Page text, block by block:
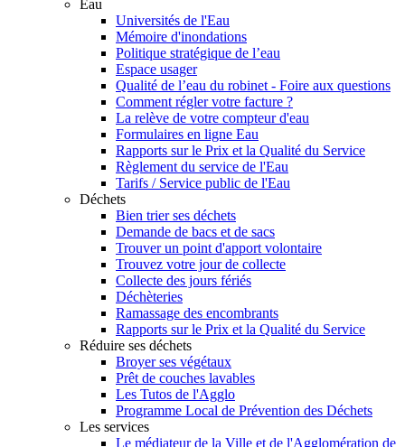
Eau
Universités de l'Eau
Mémoire d'inondations
Politique stratégique de l’eau
Espace usager
Qualité de l’eau du robinet - Foire aux questions
Comment régler votre facture ?
La relève de votre compteur d'eau
Formulaires en ligne Eau
Rapports sur le Prix et la Qualité du Service
Règlement du service de l'Eau
Tarifs / Service public de l'Eau
Déchets
Bien trier ses déchets
Demande de bacs et de sacs
Trouver un point d'apport volontaire
Trouvez votre jour de collecte
Collecte des jours fériés
Déchèteries
Ramassage des encombrants
Rapports sur le Prix et la Qualité du Service
Réduire ses déchets
Broyer ses végétaux
Prêt de couches lavables
Les Tutos de l'Agglo
Programme Local de Prévention des Déchets
Les services
Le médiateur de la Ville et de l'Agglomération de